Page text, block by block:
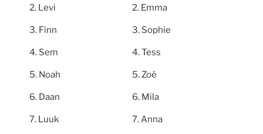
Levi
Finn
Sem
Noah
Daan
Luuk
Emma
Sophie
Tess
Zoë
Mila
Anna